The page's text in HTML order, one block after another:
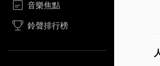
音樂焦點
鈴聲排行榜